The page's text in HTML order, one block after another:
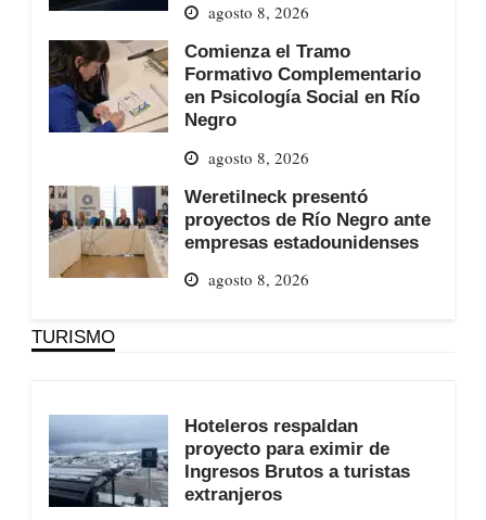
agosto 8, 2026
Comienza el Tramo
Formativo Complementario
en Psicología Social en Río
Negro
agosto 8, 2026
Weretilneck presentó
proyectos de Río Negro ante
empresas estadounidenses
agosto 8, 2026
TURISMO
Hoteleros respaldan
proyecto para eximir de
Ingresos Brutos a turistas
extranjeros